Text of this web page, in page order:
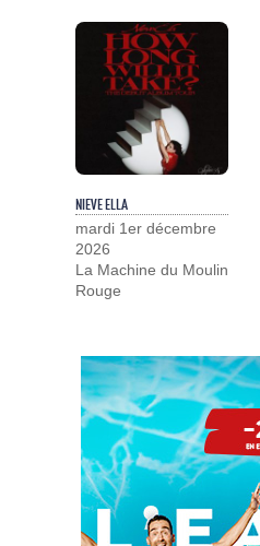
NIEVE ELLA
mardi 1er décembre
2026
La Machine du Moulin
Rouge